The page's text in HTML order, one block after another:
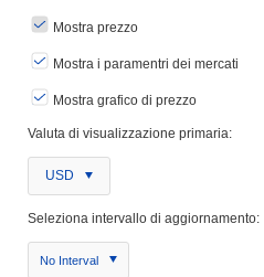
Mostra prezzo
Mostra i paramentri dei mercati
Mostra grafico di prezzo
Valuta di visualizzazione primaria:
USD
Seleziona intervallo di aggiornamento:
No Interval